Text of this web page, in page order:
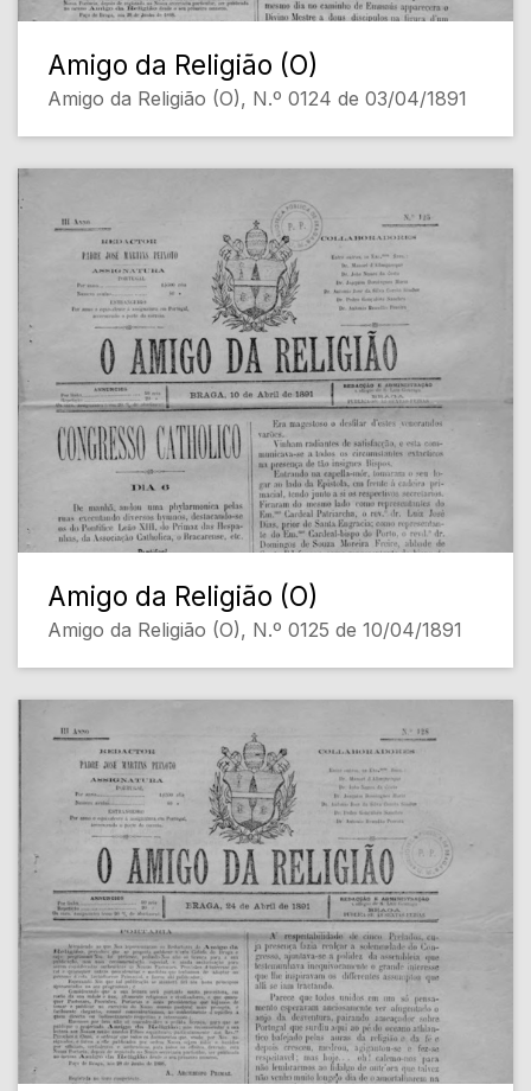
Amigo da Religião (O)
Amigo da Religião (O), N.º 0124 de 03/04/1891
Amigo da Religião (O)
Amigo da Religião (O), N.º 0125 de 10/04/1891